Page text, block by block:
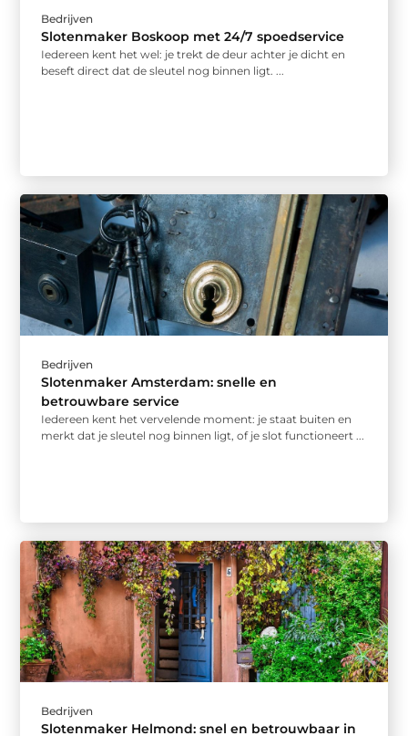
Bedrijven
Slotenmaker Boskoop met 24/7 spoedservice
Iedereen kent het wel: je trekt de deur achter je dicht en
beseft direct dat de sleutel nog binnen ligt. ...
Bedrijven
Slotenmaker Amsterdam: snelle en
betrouwbare service
Iedereen kent het vervelende moment: je staat buiten en
merkt dat je sleutel nog binnen ligt, of je slot functioneert ...
Bedrijven
Slotenmaker Helmond: snel en betrouwbaar in